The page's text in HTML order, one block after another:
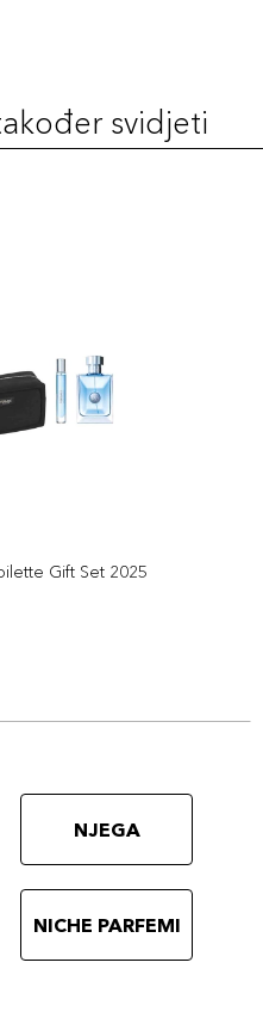
svidjeti
Gift Set 2025
NJEGA
NICHE PARFEMI